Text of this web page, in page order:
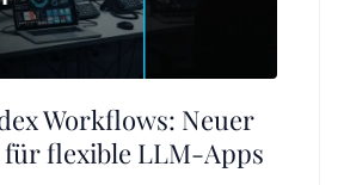
Workflows: Neuer
flexible LLM-Apps